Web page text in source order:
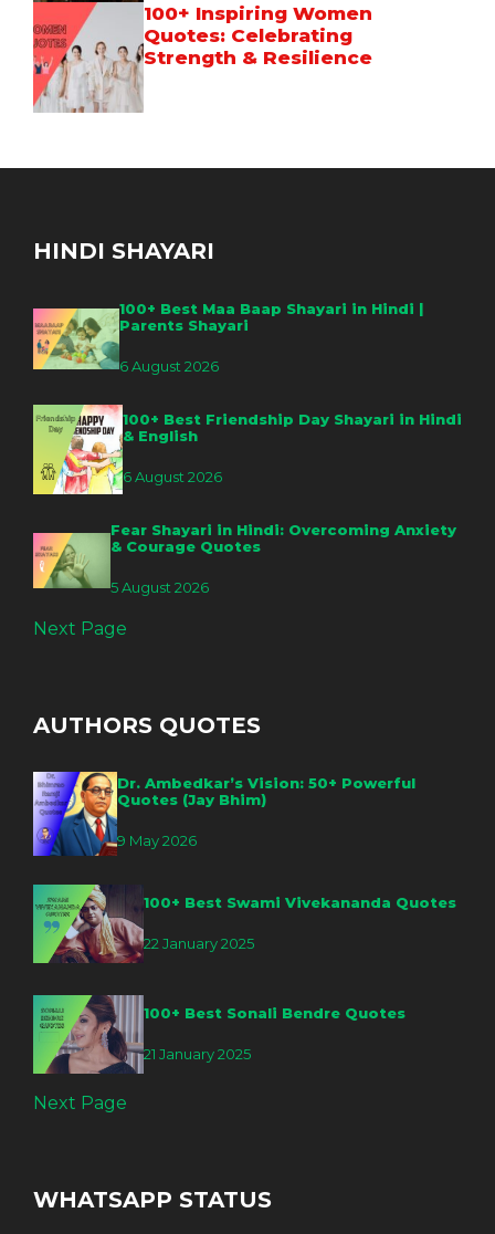
100+ Inspiring Women
Quotes: Celebrating
Strength & Resilience
HINDI SHAYARI
100+ Best Maa Baap Shayari in Hindi |
Parents Shayari
6 August 2026
100+ Best Friendship Day Shayari in Hindi
& English
6 August 2026
Fear Shayari in Hindi: Overcoming Anxiety
& Courage Quotes
5 August 2026
Next Page
AUTHORS QUOTES
Dr. Ambedkar’s Vision: 50+ Powerful
Quotes (Jay Bhim)
9 May 2026
100+ Best Swami Vivekananda Quotes
22 January 2025
100+ Best Sonali Bendre Quotes
21 January 2025
Next Page
WHATSAPP STATUS